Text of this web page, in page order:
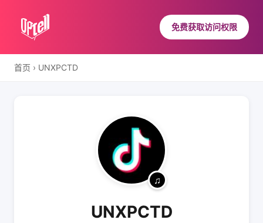
免费获取访问权限
首页 › UNXPCTD
UNXPCTD